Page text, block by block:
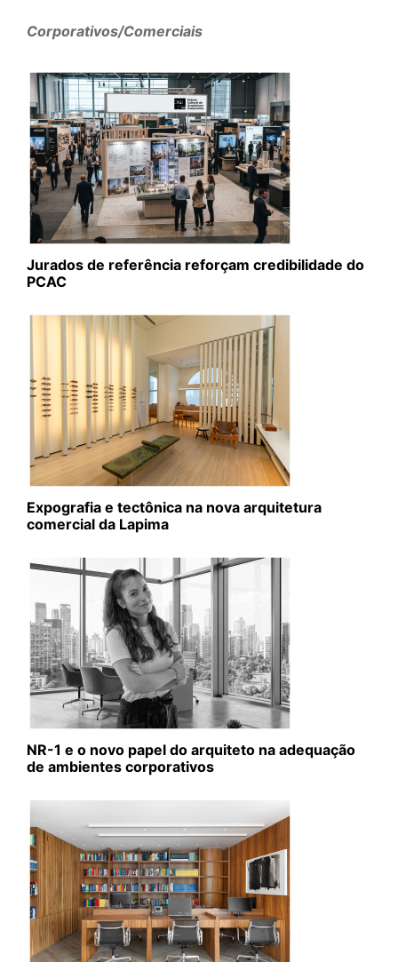
Corporativos/Comerciais
Jurados de referência reforçam credibilidade do
PCAC
Expografia e tectônica na nova arquitetura
comercial da Lapima
NR-1 e o novo papel do arquiteto na adequação
de ambientes corporativos